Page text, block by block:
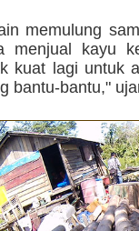
memulung
menjual kayu
kuat lagi untuk
bantu-bantu,"